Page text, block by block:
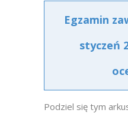
Egzamin
styczeń
Podziel się tym